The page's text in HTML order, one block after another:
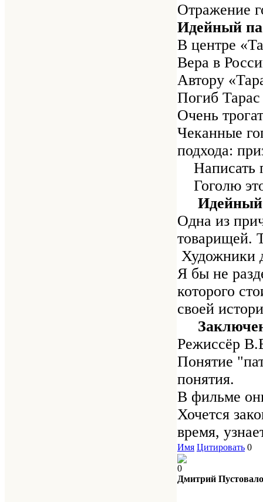
Отражение
Идейный
В центре
Вера в
Автору
Погиб Тарас
Очень
Чеканные
подхода:
Написать
Гоголю
Идейный
Одна из
товарищей.
Художники
Я бы не
которого
своей
Режиссёр
Понятие
понятия.
В фильме
Хочется
время,
Имя Цитировать 0
0
Дмитрий